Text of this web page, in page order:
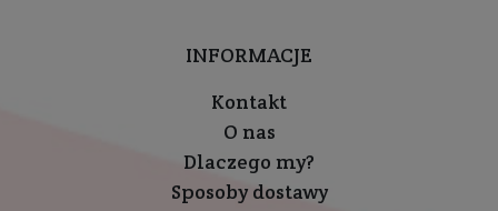
INFORMACJE
Kontakt
O nas
Dlaczego my?
Sposoby dostawy